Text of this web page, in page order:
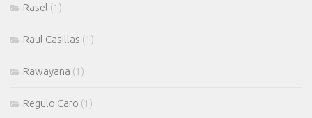
Rasel (1)
Raul Casillas (1)
Rawayana (1)
Regulo Caro (1)